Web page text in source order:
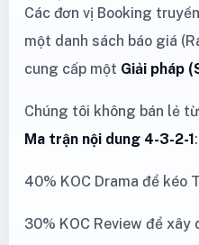
Các đơn vị Booking
một danh sách báo giá
cung cấp một Giải pháp
Chúng tôi không bán lẻ
Ma trận nội dung 4-3-2-1:
40% KOC Drama để kéo
30% KOC Review để xây